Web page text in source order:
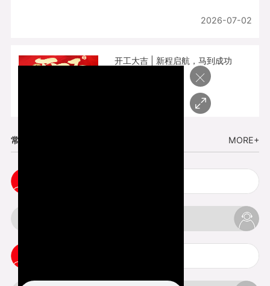
2026-07-02
开工大吉 | 新程启航，马到成功
常见问题 MORE+
×